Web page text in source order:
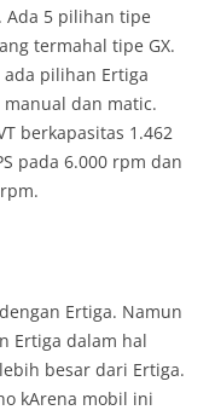
Ada 5 pilihan tipe
termahal tipe GX.
pilihan Ertiga
dan matic.
berkapasitas 1.462
pada 6.000 rpm dan
Ertiga. Namun
Ertiga dalam hal
besar dari Ertiga.
kArena mobil ini